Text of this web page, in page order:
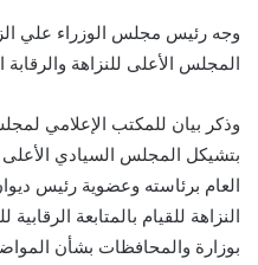
وجه رئيس مجلس الوزراء علي
المجلس الأعلى للنزاهة والرقابة
وذكر بيان للمكتب الإعلامي
بتشيكل المجلس السيادي الأعلى
العام برئاسته وعضوية رئيس
النزاهة للقيام بالمتابعة
بوزارة والمحافظات بشأن